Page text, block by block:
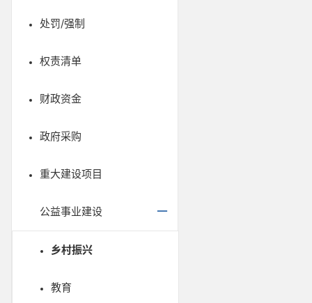
处罚/强制
权责清单
财政资金
政府采购
重大建设项目
公益事业建设
乡村振兴
教育